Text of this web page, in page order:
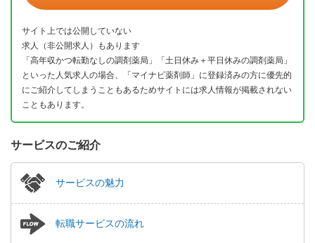
サイト上では公開していない
求人（非公開求人）もあります
「高年収かつ転勤なしの調剤薬局」「土日休み＋平日休みの調剤薬局」
といった人気求人の場合、「マイナビ薬剤師」に登録済みの方に優先的
にご紹介してしまうこともあるためサイトには求人情報が掲載されない
こともあります。
サービスのご紹介
サービスの魅力
転職サービスの流れ